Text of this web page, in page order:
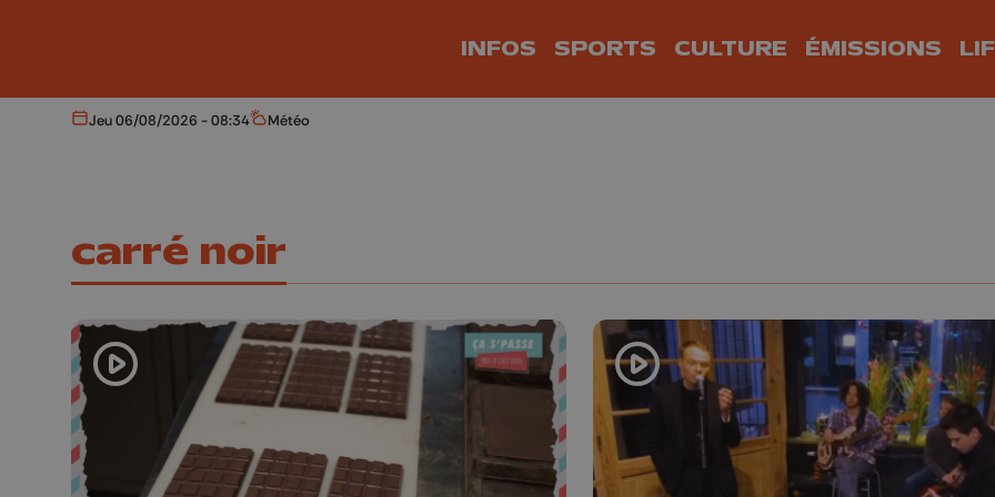
INFOS SPORTS CULTURE ÉMISSIONS
Aujourd'hui
Jeu 06/08/2026 - 08:34 Météo
Météo
carré noir